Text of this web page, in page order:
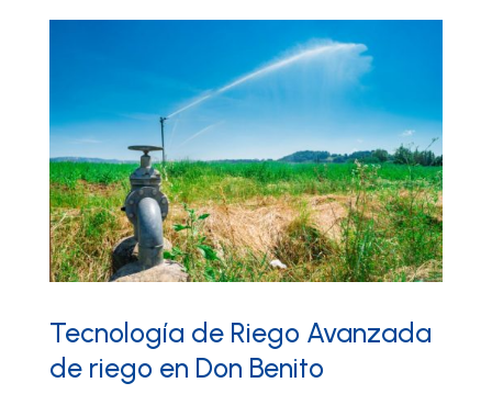
Tecnología de Riego Avanzada
de riego en Don Benito